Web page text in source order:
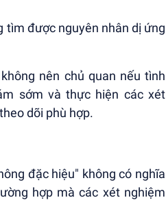
tìm được nguyên nhân dị ứng
nên chủ quan nếu tình
sớm và thực hiện các xét
dõi phù hợp.
đặc hiệu" không có nghĩa
hợp mà các xét nghiệm